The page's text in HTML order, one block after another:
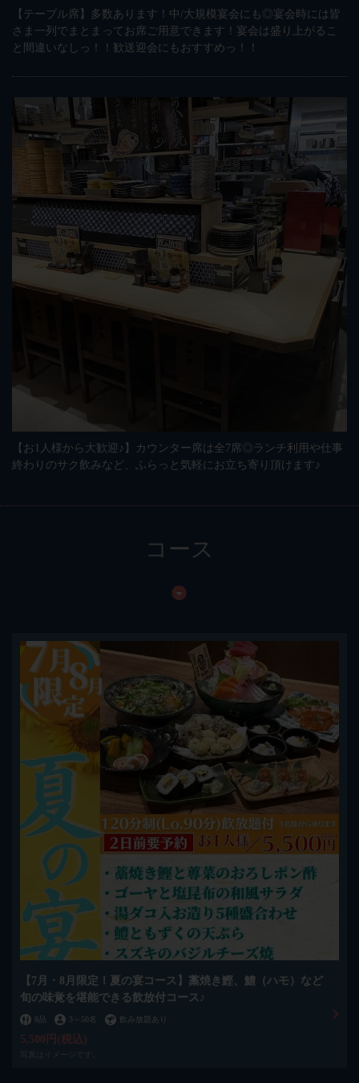
【テーブル席】多数あります！中/大規模宴会にも◎宴会時には皆
さま一列でまとまってお席ご用意できます！宴会は盛り上がるこ
と間違いなしっ！！歓送迎会にもおすすめっ！！
【お1人様から大歓迎♪】カウンター席は全7席◎ランチ利用や仕事
終わりのサク飲みなど、ふらっと気軽にお立ち寄り頂けます♪
コース
【7月・8月限定！夏の宴コース】藁焼き鰹、鱧（ハモ）など
旬の味覚を堪能できる飲放付コース♪
8品 3 ～ 50名 飲み放題あり
5,500円 (税込)
写真はイメージです。